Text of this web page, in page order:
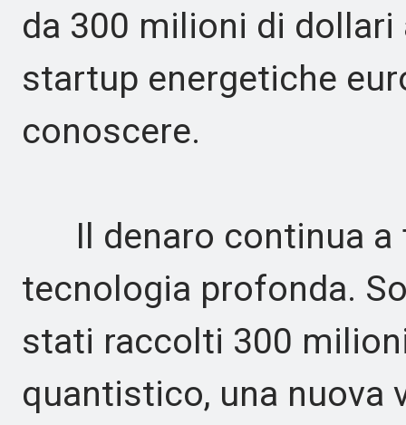
da 300 milioni di dollari
startup energetiche
conoscere.
Il denaro continua a
tecnologia profonda.
stati raccolti 300
quantistico, una nuova